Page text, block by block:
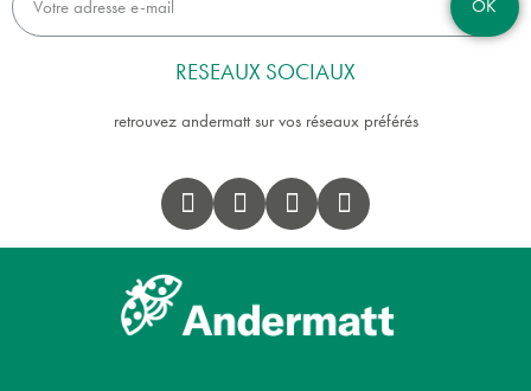
OK
RESEAUX SOCIAUX
retrouvez andermatt sur vos réseaux préférés